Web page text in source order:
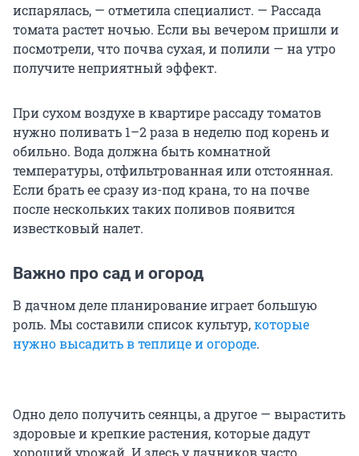
испарялась, — отметила специалист. — Рассада
томата растет ночью. Если вы вечером пришли и
посмотрели, что почва сухая, и полили — на утро
получите неприятный эффект.
При сухом воздухе в квартире рассаду томатов
нужно поливать 1–2 раза в неделю под корень и
обильно. Вода должна быть комнатной
температуры, отфильтрованная или отстоянная.
Если брать ее сразу из-под крана, то на почве
после нескольких таких поливов появится
известковый налет.
Важно про сад и огород
В дачном деле планирование играет большую
роль. Мы составили список культур,которые
нужно высадить в теплице и огороде.
Одно дело получить сеянцы, а другое — вырастить
здоровые и крепкие растения, которые дадут
хороший урожай. И здесь у дачников часто